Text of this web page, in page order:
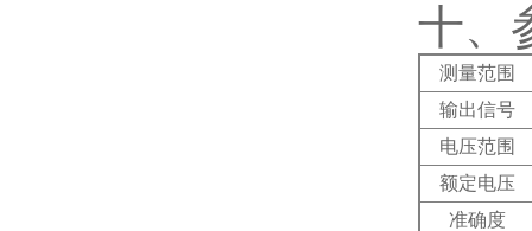
十、
测量范围
输出信号
电压范围
额定电压
准确度